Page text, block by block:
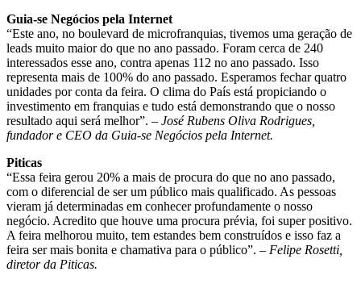
Guia-se Negócios pela Internet
“Este ano, no boulevard de microfranquias, tivemos uma geração de
leads muito maior do que no ano passado. Foram cerca de 240
interessados esse ano, contra apenas 112 no ano passado. Isso
representa mais de 100% do ano passado. Esperamos fechar quatro
unidades por conta da feira. O clima do País está propiciando o
investimento em franquias e tudo está demonstrando que o nosso
resultado aqui será melhor”. – José Rubens Oliva Rodrigues,
fundador e CEO da Guia-se Negócios pela Internet.
Piticas
“Essa feira gerou 20% a mais de procura do que no ano passado,
com o diferencial de ser um público mais qualificado. As pessoas
vieram já determinadas em conhecer profundamente o nosso
negócio. Acredito que houve uma procura prévia, foi super positivo.
A feira melhorou muito, tem estandes bem construídos e isso faz a
feira ser mais bonita e chamativa para o público”. – Felipe Rosetti,
diretor da Piticas.